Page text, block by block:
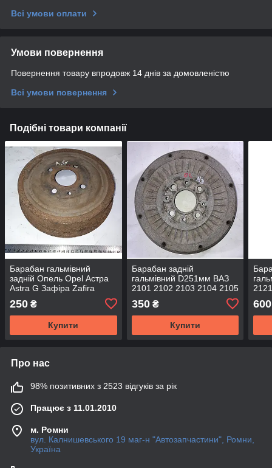
Всі умови оплати
Умови повернення
Повернення товару впродовж 14 днів за домовленістю
Всі умови повернення
Подібні товари компанії
Барабан гальмівний
задній Опель Opel Астра
Astra G Зафіра Zafira
250 ₴
Купити
Барабан задній
гальмівний D251мм ВАЗ
2101 2102 2103 2104 2105
2106 2107 21010-3502070
№3
350₴
Купити
600
Про нас
98% позитивних з 2523 відгуків за рік
Працює з 11.01.2010
м. Ромни
вул. Калнишевського 19 маг-н "Автозапчастини", Ромни,
Україна